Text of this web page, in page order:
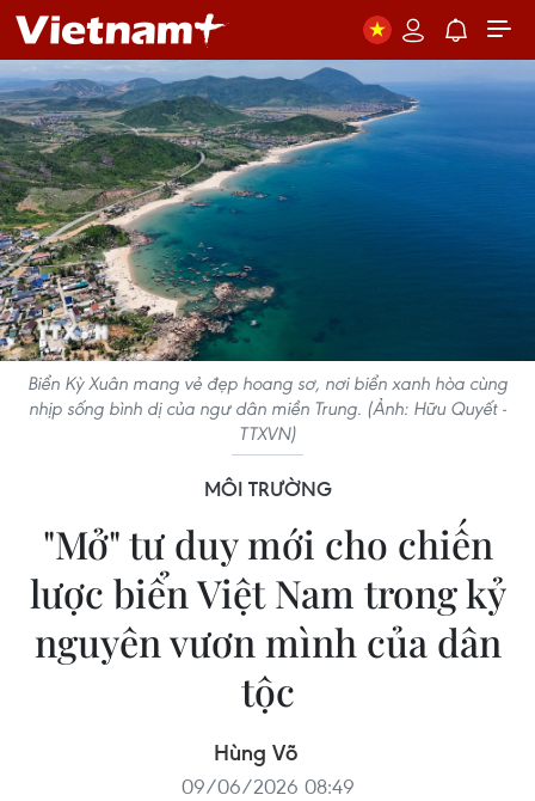
Biển Kỳ Xuân mang vẻ đẹp hoang sơ, nơi biển xanh hòa cùng
nhịp sống bình dị của ngư dân miền Trung. (Ảnh: Hữu Quyết -
TTXVN)
MÔI TRƯỜNG
"Mở" tư duy mới cho chiến
lược biển Việt Nam trong kỷ
nguyên vươn mình của dân
tộc
Hùng Võ
09/06/2026 08:49